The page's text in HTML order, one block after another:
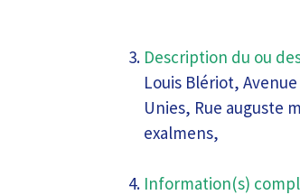
Description du ou
Louis Blériot,
Unies, Rue auguste
exalmens,
Information(s)